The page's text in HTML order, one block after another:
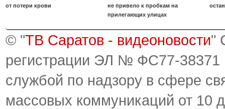
от потери крови
не привело к пробкам на
прилегающих улицах
© "ТВ Саратов - видеоновости"
регистрации ЭЛ № ФС77-38371
службой по надзору в сфере
массовых коммуникаций от 10